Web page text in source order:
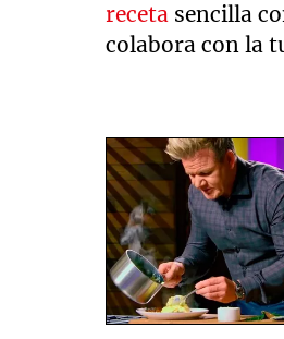
receta sencilla
colabora con la